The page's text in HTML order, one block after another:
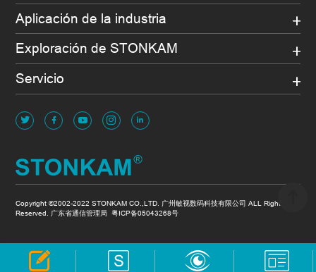
Aplicación de la industria
Exploración de STONKAM
Servicio
Copyright ©2002-2022 STONKAM CO.,LTD. 广州敏视数码科技有限公司 ALL Rights
Reserved. 广东省通信管理局粤ICP备05043268号